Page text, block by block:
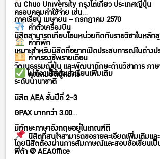
ณ Chuo University กรุงโตเกียว ประเทศญี่ปุ่น
ภาคเรียน เมษายน – กรกฎาคม 2570
ครอบคลุมค่าใช้จ่าย เช่น
ค่าตั๋วเครื่องบิน
ค่าที่พัก
ค่าครองชีพรายเดือน
และ ไม่ต้องเสียค่าเล่าเรียนเพิ่มเติม
นิสิตสามารถเทียบโอนหน่วยกิตกับรายวิชาในหลัก
เหมาะสำหรับนิสิตที่อยากเปิดประสบการณ์ในต่างป
วัฒนธรรมญี่ปุ่น และพัฒนาทักษะด้านวิชาการ ภาษา
ระดับนานาชาติ
คุณสมบัติผู้สมัคร
นิสิต AEA ชั้นปีที่ 2–3
GPAX มากกว่า 3.00
มีทักษะภาษาอังกฤษอยู่ในเกณฑ์ดี
โดยนิสิตต้องผ่านการสัมภาษณ์และสอบข้อเขียนเ
นิสิตที่สนใจสามารถขอรายละเอียดเพิ่มเติมแล
พี่ต้า @ AEAOffice